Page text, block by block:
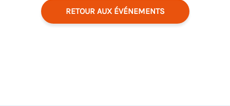
RETOUR AUX ÉVÉNEMENTS